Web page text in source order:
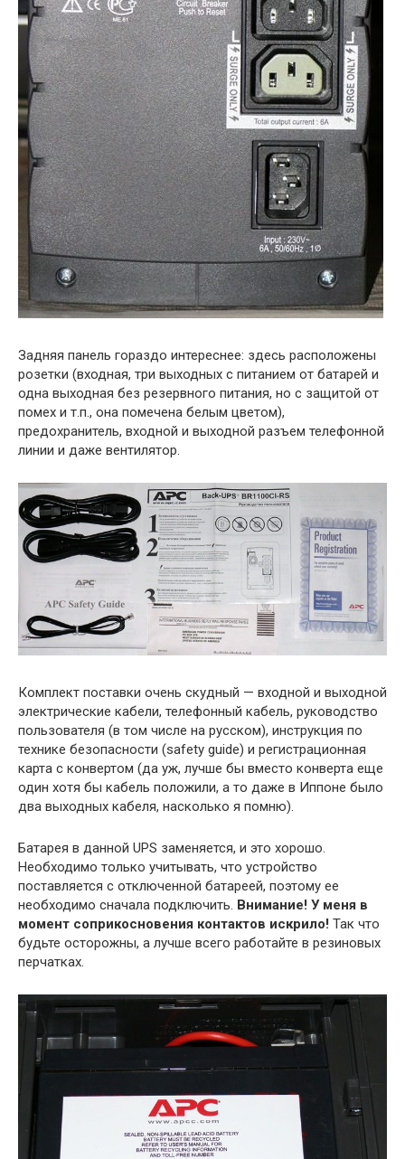
Задняя панель гораздо интереснее: здесь расположены
розетки (входная, три выходных с питанием от батарей и
одна выходная без резервного питания, но с защитой от
помех и т.п., она помечена белым цветом),
предохранитель, входной и выходной разъем телефонной
линии и даже вентилятор.
Комплект поставки очень скудный — входной и выходной
электрические кабели, телефонный кабель, руководство
пользователя (в том числе на русском), инструкция по
технике безопасности (safety guide) и регистрационная
карта с конвертом (да уж, лучше бы вместо конверта еще
один хотя бы кабель положили, а то даже в Иппоне было
два выходных кабеля, насколько я помню).
Батарея в данной UPS заменяется, и это хорошо.
Необходимо только учитывать, что устройство
поставляется с отключенной батареей, поэтому ее
необходимо сначала подключить. Внимание! У меня в
момент соприкосновения контактов искрило! Так что
будьте осторожны, а лучше всего работайте в резиновых
перчатках.